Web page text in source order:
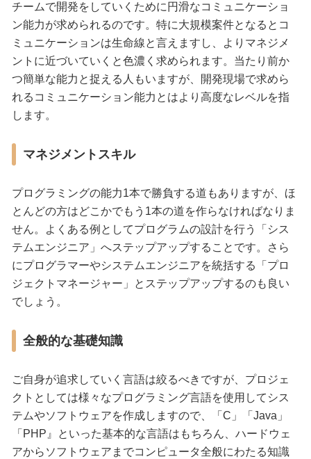
チームで開発をしていくために円滑なコミュニケーショ
ン能力が求められるのです。特に大規模案件となるとコ
ミュニケーションは生命線と言えますし、よりマネジメ
ントに近づいていくと色濃く求められます。当たり前か
つ簡単な能力と捉える人もいますが、開発現場で求めら
れるコミュニケーション能力とはより高度なレベルを指
します。
マネジメントスキル
プログラミングの能力1本で勝負する道もありますが、ほ
とんどの方はどこかでもう1本の道を作らなければなりま
せん。よくある例としてプログラムの設計を行う「シス
テムエンジニア」へステップアップすることです。さら
にプログラマーやシステムエンジニアを統括する「プロ
ジェクトマネージャー」とステップアップするのも良い
でしょう。
全般的な基礎知識
ご自身が追求していく言語は絞るべきですが、プロジェ
クトとしては様々なプログラミング言語を使用してシス
テムやソフトウェアを作成しますので、「C」「Java」
「PHP』といった基本的な言語はもちろん、ハードウェ
アからソフトウェアまでコンピュータ全般にわたる知識